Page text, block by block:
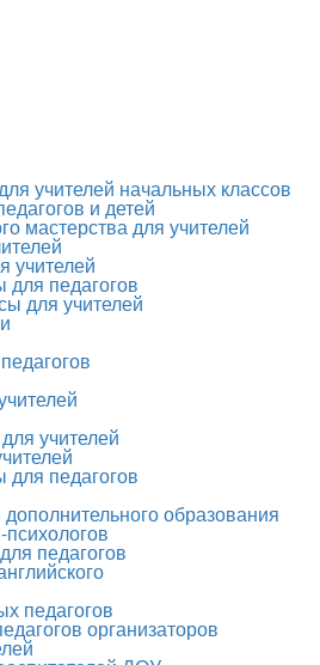
учителей начальных классов
и детей
мастерства для учителей
учителей
для педагогов
для учителей
учителей
педагогов
образования
педагогов
педагогов
организаторов